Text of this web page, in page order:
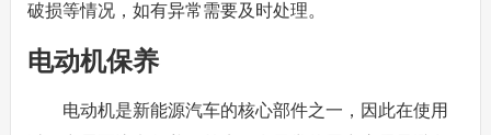
破损等情况，如有异常需要及时处理。
电动机保养
电动机是新能源汽车的核心部件之一，因此在使用